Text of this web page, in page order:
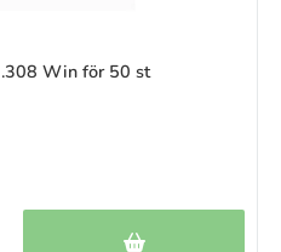
Win för 50 st